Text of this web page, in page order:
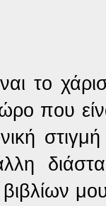
το
που
μου